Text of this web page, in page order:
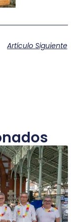
Artículo Siguiente